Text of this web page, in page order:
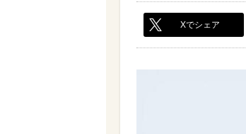
Xでシェア